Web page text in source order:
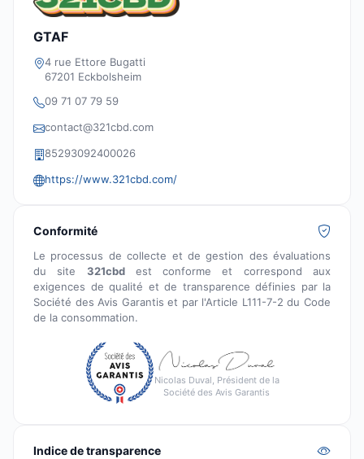
GTAF
4 rue Ettore Bugatti
67201 Eckbolsheim
09 71 07 79 59
contact@321cbd.com
85293092400026
https://www.321cbd.com/
Conformité
Le processus de collecte et de gestion des évaluations
du site 321cbdest conforme et correspond aux
exigences de qualité et de transparence définies par la
Société des Avis Garantis et par l'Article L111-7-2 du Code
de la consommation.
Nicolas Duval, Président de la
Société des Avis Garantis
Indice de transparence